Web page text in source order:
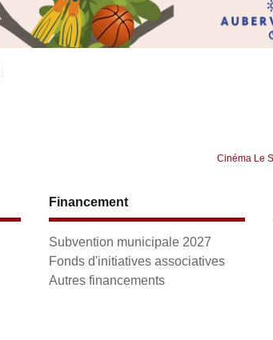
Cinéma Le
Financement
Subvention municipale 2027
Fonds d'initiatives associatives
Autres financements